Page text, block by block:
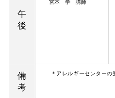
午
後
宮本 学 講師
備
考
＊アレルギーセンター